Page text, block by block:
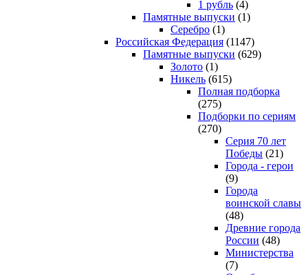
1 рубль (4)
Памятные выпуски (1)
Серебро (1)
Российская Федерация (1147)
Памятные выпуски (629)
Золото (1)
Никель (615)
Полная подборка
(275)
Подборки по сериям
(270)
Серия 70 лет
Победы (21)
Города - герои
(9)
Города
воинской славы
(48)
Древние города
России (48)
Министерства
(7)